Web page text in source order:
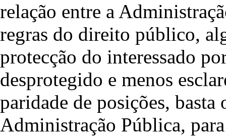
relação entre a
regras do direito público,
protecção do interessado
desprotegido e menos
paridade de posições,
Administração Pública,